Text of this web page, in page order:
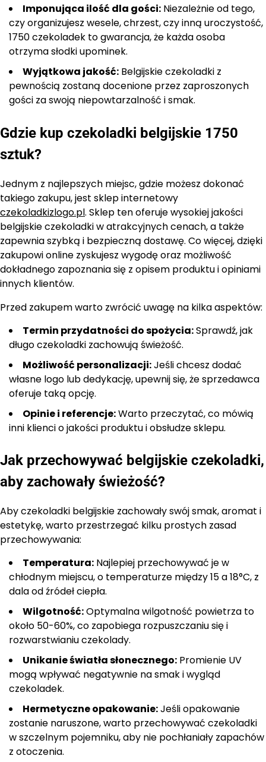
Imponująca ilość dla gości: Niezależnie od tego,
czy organizujesz wesele, chrzest, czy inną uroczystość,
1750 czekoladek to gwarancja, że każda osoba
otrzyma słodki upominek.
Wyjątkowa jakość: Belgijskie czekoladki z
pewnością zostaną docenione przez zaproszonych
gości za swoją niepowtarzalność i smak.
Gdzie kup czekoladki belgijskie 1750
sztuk?
Jednym z najlepszych miejsc, gdzie możesz dokonać
takiego zakupu, jest sklep internetowy
czekoladkizlogo.pl. Sklep ten oferuje wysokiej jakości
belgijskie czekoladki w atrakcyjnych cenach, a także
zapewnia szybką i bezpieczną dostawę. Co więcej, dzięki
zakupowi online zyskujesz wygodę oraz możliwość
dokładnego zapoznania się z opisem produktu i opiniami
innych klientów.
Przed zakupem warto zwrócić uwagę na kilka aspektów:
Termin przydatności do spożycia:Sprawdź, jak
długo czekoladki zachowują świeżość.
Możliwość personalizacji:Jeśli chcesz dodać
własne logo lub dedykację, upewnij się, że sprzedawca
oferuje taką opcję.
Opinie i referencje:Warto przeczytać, co mówią
inni klienci o jakości produktu i obsłudze sklepu.
Jak przechowywać belgijskie czekoladki,
aby zachowały świeżość?
Aby czekoladki belgijskie zachowały swój smak, aromat i
estetykę, warto przestrzegać kilku prostych zasad
przechowywania:
Temperatura: Najlepiej przechowywać je w
chłodnym miejscu, o temperaturze między 15 a 18°C, z
dala od źródeł ciepła.
Wilgotność:Optymalna wilgotność powietrza to
około 50-60%, co zapobiega rozpuszczaniu się i
rozwarstwianiu czekolady.
Unikanie światła słonecznego: Promienie UV
mogą wpływać negatywnie na smak i wygląd
czekoladek.
Hermetyczne opakowanie:Jeśli opakowanie
zostanie naruszone, warto przechowywać czekoladki
w szczelnym pojemniku, aby nie pochłaniały zapachów
z otoczenia.